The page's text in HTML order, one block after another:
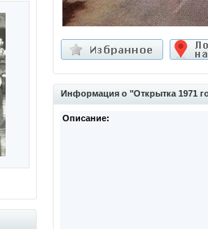
Информация о "Открытка 1971
Описание: